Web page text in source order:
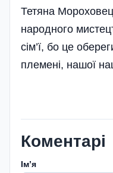
Тетяна
народного
сім’ї, бо це
племені, нашої
Коментарі
Імʼя